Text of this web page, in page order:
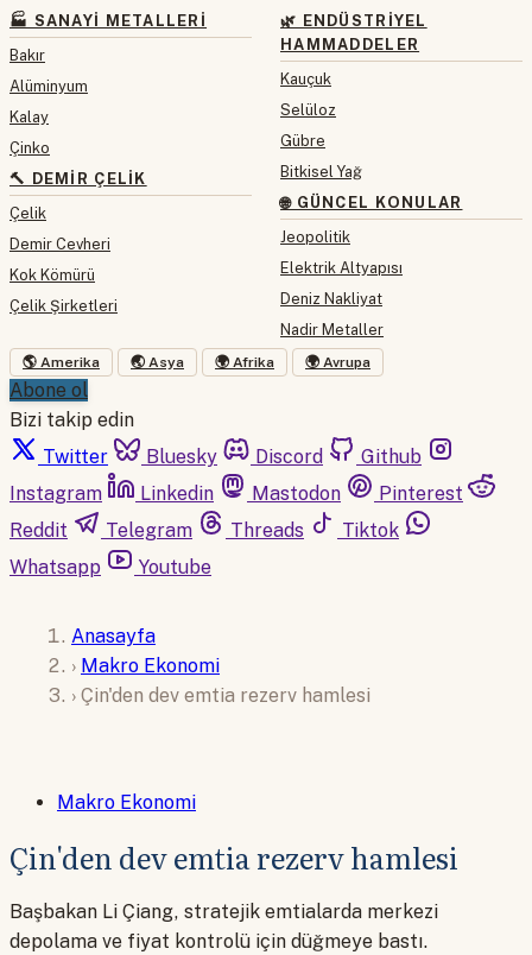
🏭 SANAYI METALLERI
Bakır
Alüminyum
Kalay
Çinko
🔨 DEMIR ÇELIK
Çelik
Demir Cevheri
Kok Kömürü
Çelik Şirketleri
🌿 ENDÜSTRIYEL
HAMMADDELER
Kauçuk
Selüloz
Gübre
Bitkisel Yağ
🌐 GÜNCEL KONULAR
Jeopolitik
Elektrik Altyapısı
Deniz Nakliyat
Nadir Metaller
🌎 Amerika 🌏 Asya 🌍 Afrika 🌍 Avrupa
Abone ol
Bizi takip edin
Twitter
Bluesky Discord
Github
Instagram
Linkedin Mastodon
Pinterest
Reddit
Telegram Threads
Tiktok
Whatsapp
Youtube
Anasayfa
› Makro Ekonomi
› Çin'den dev emtia rezerv hamlesi
Makro Ekonomi
Çin'den dev emtia rezerv hamlesi
Başbakan Li Çiang, stratejik emtialarda merkezi
depolama ve fiyat kontrolü için düğmeye bastı.